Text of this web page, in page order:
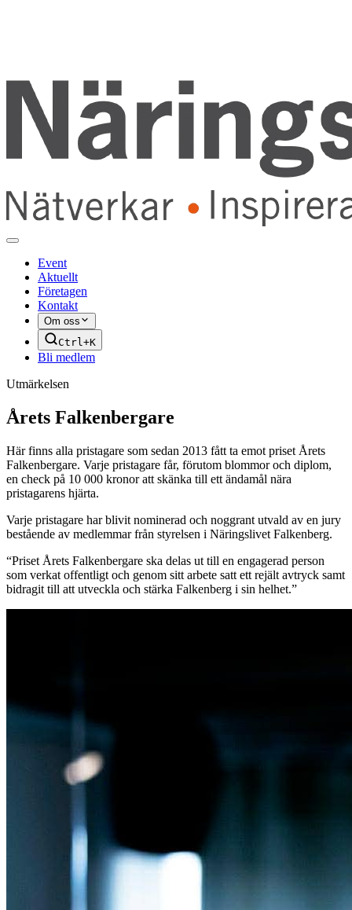
Event
Aktuellt
Företagen
Kontakt
Om oss
Ctrl+K
Bli medlem
Utmärkelsen
Årets Falkenbergare
Här finns alla pristagare som sedan 2013 fått ta emot priset Årets
Falkenbergare. Varje pristagare får, förutom blommor och diplom,
en check på 10 000 kronor att skänka till ett ändamål nära
pristagarens hjärta.
Varje pristagare har blivit nominerad och noggrant utvald av en jury
bestående av medlemmar från styrelsen i Näringslivet Falkenberg.
“Priset Årets Falkenbergare ska delas ut till en engagerad person
som verkat offentligt och genom sitt arbete satt ett rejält avtryck samt
bidragit till att utveckla och stärka Falkenberg i sin helhet.”